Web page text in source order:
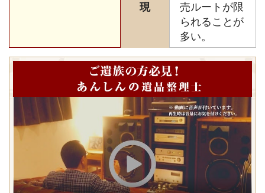
現
売ルートが限
られることが
多い。